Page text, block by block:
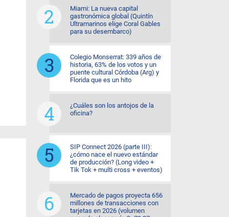
Miami: La nueva capital
gastronómica global (Quintín
Ultramarinos elige Coral Gables
para su desembarco)
Colegio Monserrat: 339 años de
historia, 63% de los votos y un
puente cultural Córdoba (Arg) y
Florida que es un hito
¿Cuáles son los antojos de la
oficina?
SIP Connect 2026 (parte III):
¿cómo nace el nuevo estándar
de producción? (Long video +
Tik Tok + multi cross + eventos)
Mercado de pagos proyecta 656
millones de transacciones con
tarjetas en 2026 (volumen